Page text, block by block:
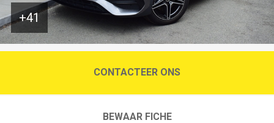
+41
CONTACTEER ONS
BEWAAR FICHE